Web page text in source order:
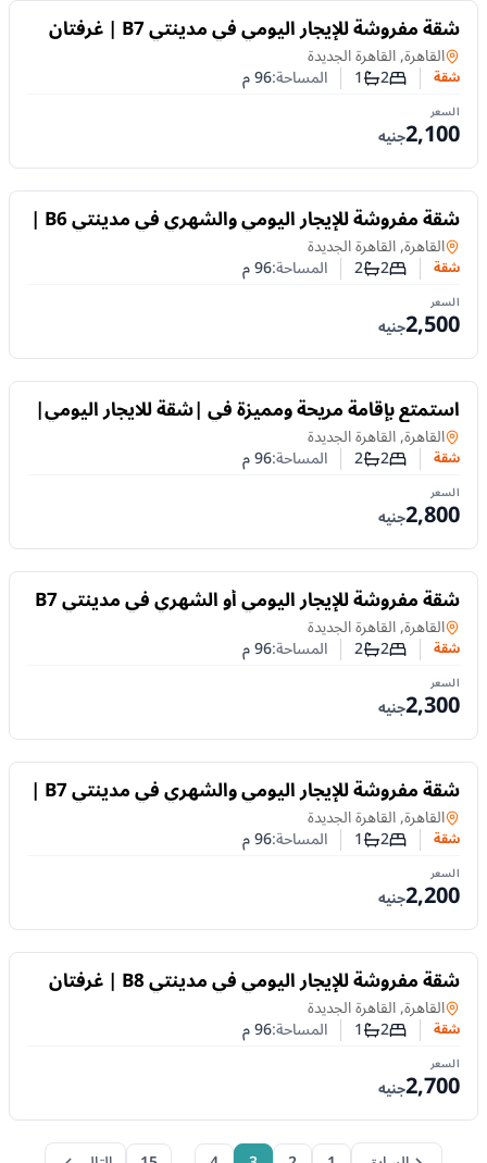
للايجار شقة مفروشة للإيجار اليومي في مدينتي B7 | غرفتان
ومكيفة بالكامل
شقةفي
القاهرة, القاهرة الجديدة
شقة عدد غرف النوم
2عدد الحمامات
1 المساحة:96م
السعر
2,100جنيه
للايجار شقة مفروشة للإيجار اليومي والشهري في مدينتي B6 |
غرفتان و2 حمام
شقةفي
القاهرة, القاهرة الجديدة
شقة عدد غرف النوم
2عدد الحمامات
2 المساحة:96م
السعر
2,500جنيه
للايجار
استمتع بإقامة مريحة ومميزة في |شقة للايجار اليومي|
مفروشة بالكامل داخل مدينتي – B6
شقةفي
القاهرة, القاهرة الجديدة
شقة عدد غرف النوم
2عدد الحمامات
2 المساحة:96م
السعر
2,800جنيه
للايجار شقة مفروشة للإيجار اليومي أو الشهري في مدينتي B7
| غرفتان وفيو وايد جاردن
شقةفي
القاهرة, القاهرة الجديدة
شقة عدد غرف النوم
2عدد الحمامات
2 المساحة:96م
السعر
2,300جنيه
للايجار شقة مفروشة للإيجار اليومي والشهري في مدينتي B7 |
غرفتان ومكيفة بالكامل
شقةفي
القاهرة, القاهرة الجديدة
شقة عدد غرف النوم
2عدد الحمامات
1 المساحة:96م
السعر
2,200جنيه
للايجار شقة مفروشة للإيجار اليومي في مدينتي B8 | غرفتان
وتشطيب فندقي راقٍ
شقةفي
القاهرة, القاهرة الجديدة
شقة عدد غرف النوم
2عدد الحمامات
1 المساحة:96م
السعر
2,700جنيه